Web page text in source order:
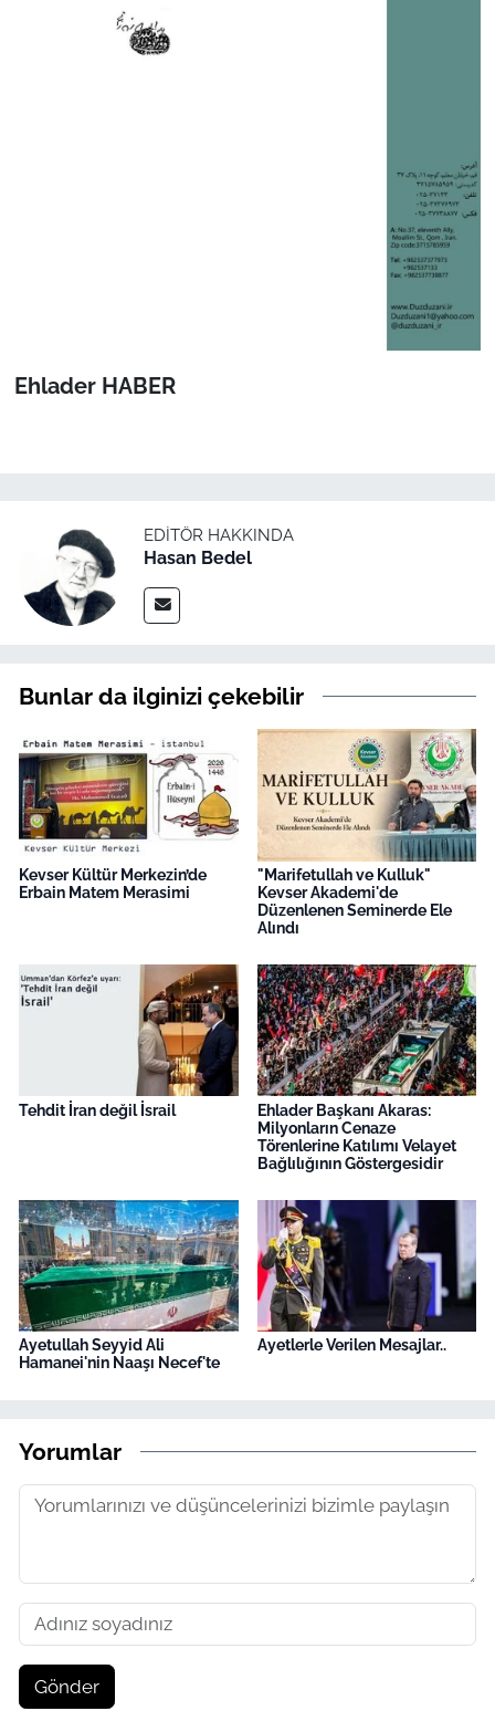
Ehlader HABER
EDITÖR HAKKINDA
Hasan Bedel
Bunlar da ilginizi çekebilir
Kevser Kültür Merkezin’de
Erbain Matem Merasimi
"Marifetullah ve Kulluk"
Kevser Akademi'de
Düzenlenen Seminerde Ele
Alındı
Tehdit İran değil İsrail
Ehlader Başkanı Akaras:
Milyonların Cenaze
Törenlerine Katılımı Velayet
Bağlılığının Göstergesidir
Ayetullah Seyyid Ali
Hamanei'nin Naaşı Necef'te
Ayetlerle Verilen Mesajlar..
Yorumlar
Gönder